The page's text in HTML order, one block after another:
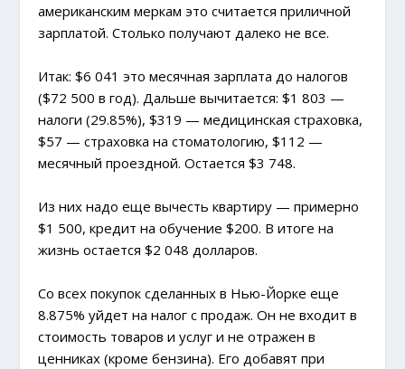
американским меркам это считается приличной
зарплатой. Столько получают далеко не все.
Итак: $6 041 это месячная зарплата до налогов
($72 500 в год). Дальше вычитается: $1 803 —
налоги (29.85%), $319 — медицинская страховка,
$57 — страховка на стоматологию, $112 —
месячный проездной. Остается $3 748.
Из них надо еще вычесть квартиру — примерно
$1 500, кредит на обучение $200. В итоге на
жизнь остается $2 048 долларов.
Со всех покупок сделанных в Нью-Йорке еще
8.875% уйдет на налог с продаж. Он не входит в
стоимость товаров и услуг и не отражен в
ценниках (кроме бензина). Его добавят при